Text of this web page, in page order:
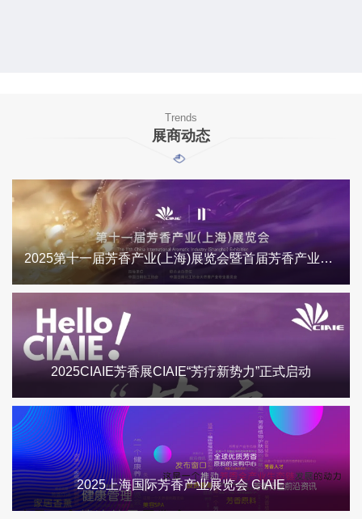
Trends
展商动态
2025第十一届芳香产业(上海)展览会暨首届芳香产业供应链展览会
2025CIAIE芳香展CIAIE“芳疗新势力”正式启动
2025上海国际芳香产业展览会 CIAIE